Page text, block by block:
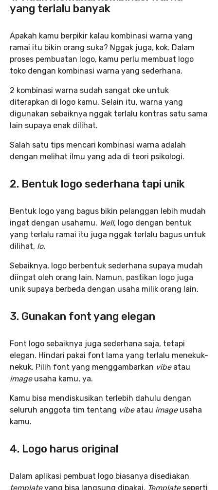
yang terlalu banyak
Apakah kamu berpikir kalau kombinasi warna yang
ramai itu bikin orang suka? Nggak juga, kok. Dalam
proses pembuatan logo, kamu perlu membuat logo
toko dengan kombinasi warna yang sederhana.
2 kombinasi warna sudah sangat oke untuk
diterapkan di logo kamu. Selain itu, warna yang
digunakan sebaiknya nggak terlalu kontras satu sama
lain supaya enak dilihat.
Salah satu tips mencari kombinasi warna adalah
dengan melihat ilmu yang ada di teori psikologi.
2. Bentuk logo sederhana tapi unik
Bentuk logo yang bagus bikin pelanggan lebih mudah
ingat dengan usahamu. Well, logo dengan bentuk
yang terlalu ramai itu juga nggak terlalu bagus untuk
dilihat, lo.
Sebaiknya, logo berbentuk sederhana supaya mudah
diingat oleh orang lain. Namun, pastikan logo juga
unik supaya berbeda dengan usaha milik orang lain.
3. Gunakan font yang elegan
Font logo sebaiknya juga sederhana saja, tetapi
elegan. Hindari pakai font lama yang terlalu menekuk-
nekuk. Pilih font yang menggambarkan vibeatau
imageusaha kamu, ya.
Kamu bisa mendiskusikan terlebih dahulu dengan
seluruh anggota tim tentang vibe atau imageusaha
kamu.
4. Logo harus original
Dalam aplikasi pembuat logo biasanya disediakan
templateyang bisa langsung dipakai. Templateseperti